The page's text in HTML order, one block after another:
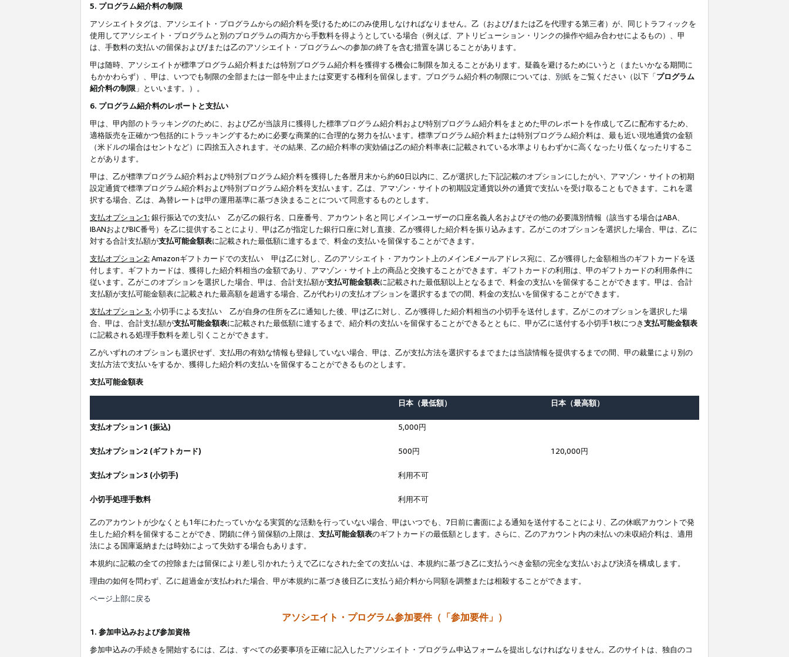
5. プログラム紹介料の制限
アソシエイトタグは、アソシエイト・プログラムからの紹介料を受けるためにのみ使用しなければなりません。乙（および/または乙を代理する第三者）が、同じトラフィックを
使用してアソシエイト・プログラムと別のプログラムの両方から手数料を得ようとしている場合（例えば、アトリビューション・リンクの操作や組み合わせによるもの）、甲
は、手数料の支払いの留保および/または乙のアソシエイト・プログラムへの参加の終了を含む措置を講じることがあります。
甲は随時、アソシエイトが標準プログラム紹介料または特別プログラム紹介料を獲得する機会に制限を加えることがあります。疑義を避けるためにいうと（またいかなる期間に
もかかわらず）、甲は、いつでも制限の全部または一部を中止または変更する権利を留保します。プログラム紹介料の制限については、 別紙 をご覧ください（以下「プログラム
紹介料の制限 」といいます。）。
6. プログラム紹介料のレポートと支払い
甲は、甲内部のトラッキングのために、および乙が当該月に獲得した標準プログラム紹介料および特別プログラム紹介料をまとめた甲のレポートを作成して乙に配布するため、
適格販売を正確かつ包括的にトラッキングするために必要な商業的に合理的な努力を払います。標準プログラム紹介料または特別プログラム紹介料は、最も近い現地通貨の金額
（米ドルの場合はセントなど）に四捨五入されます。その結果、乙の紹介料率の実効値は乙の紹介料率表に記載されている水準よりもわずかに高くなったり低くなったりするこ
とがあります。
甲は、乙が標準プログラム紹介料および特別プログラム紹介料を獲得した各暦月末から約60日以内に、乙が選択した下記記載のオプションにしたがい、アマゾン・サイトの初期
設定通貨で標準プログラム紹介料および特別プログラム紹介料を支払います。乙は、アマゾン・サイトの初期設定通貨以外の通貨で支払いを受け取ることもできます。これを選
択する場合、乙は、為替レートは甲の運用基準に基づき決まることについて同意するものとします。
支払オプション1: 銀行振込での支払い 乙が乙の銀行名、口座番号、アカウント名と同じメインユーザーの口座名義人名およびその他の必要識別情報（該当する場合はABA、
IBANおよびBIC番号）を乙に提供することにより、甲は乙が指定した銀行口座に対し直接、乙が獲得した紹介料を振り込みます。乙がこのオプションを選択した場合、甲は、乙に
対する合計支払額が支払可能金額表に記載された最低額に達するまで、料金の支払いを留保することができます。
支払オプション2: Amazonギフトカードでの支払い 甲は乙に対し、乙のアソシエイト・アカウント上のメインEメールアドレス宛に、乙が獲得した金額相当のギフトカードを送
付します。ギフトカードは、獲得した紹介料相当の金額であり、アマゾン・サイト上の商品と交換することができます。ギフトカードの利用は、甲のギフトカードの利用条件に
従います。乙がこのオプションを選択した場合、甲は、合計支払額が支払可能金額表に記載された最低額以上となるまで、料金の支払いを留保することができます。甲は、合計
支払額が支払可能金額表に記載された最高額を超過する場合、乙が代わりの支払オプションを選択するまでの間、料金の支払いを留保することができます。
支払オプション 3: 小切手による支払い 乙が自身の住所を乙に通知した後、甲は乙に対し、乙が獲得した紹介料相当の小切手を送付します。乙がこのオプションを選択した場
合、甲は、合計支払額が支払可能金額表に記載された最低額に達するまで、紹介料の支払いを留保することができるとともに、甲が乙に送付する小切手1枚につき支払可能金額表
に記載される処理手数料を差し引くことができます。
乙がいずれのオプションも選択せず、支払用の有効な情報も登録していない場合、甲は、乙が支払方法を選択するまでまたは当該情報を提供するまでの間、甲の裁量により別の
支払方法で支払いをするか、獲得した紹介料の支払いを留保することができるものとします。
支払可能金額表
日本（最低額） 日本（最高額）
支払オプション1 (振込) 5,000円
支払オプション2 (ギフトカード) 500円 120,000円
支払オプション3 (小切手) 利用不可
小切手処理手数料 利用不可
乙のアカウントが少なくとも1年にわたっていかなる実質的な活動を行っていない場合、甲はいつでも、7日前に書面による通知を送付することにより、乙の休眠アカウントで発
生した紹介料を留保することができ、閉鎖に伴う留保額の上限は、 支払可能金額表のギフトカードの最低額とします。さらに、乙のアカウント内の未払いの未収紹介料は、適用
法による国庫返納または時効によって失効する場合もあります。
本規約に記載の全ての控除または留保により差し引かれたうえで乙になされた全ての支払いは、本規約に基づき乙に支払うべき金額の完全な支払いおよび決済を構成します。
理由の如何を問わず、乙に超過金が支払われた場合、甲が本規約に基づき後日乙に支払う紹介料から同額を調整または相殺することができます。
ページ上部に戻る
アソシエイト・プログラム参加要件（「参加要件」）
1. 参加申込みおよび参加資格
参加申込みの手続きを開始するには、乙は、すべての必要事項を正確に記入したアソシエイト・プログラム申込フォームを提出しなければなりません。乙のサイトは、独自のコ